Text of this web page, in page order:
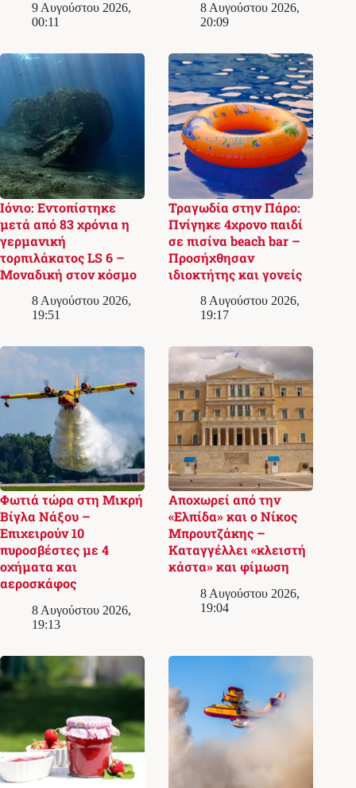
9 Αυγούστου 2026,
00:11
8 Αυγούστου 2026,
20:09
Ιόνιο: Εντοπίστηκε
μετά από 83 χρόνια η
γερμανική
τορπιλάκατος LS 6 –
Μοναδική στον κόσμο
8 Αυγούστου 2026,
19:51
Τραγωδία στην Πάρο:
Πνίγηκε 4χρονο παιδί
σε πισίνα beach bar –
Προσήχθησαν
ιδιοκτήτης και γονείς
8 Αυγούστου 2026,
19:17
Φωτιά τώρα στη Μικρή
Βίγλα Νάξου –
Επιχειρούν 10
πυροσβέστες με 4
οχήματα και
αεροσκάφος
8 Αυγούστου 2026,
19:13
Αποχωρεί από την
«Ελπίδα» και ο Νίκος
Μπρουτζάκης –
Καταγγέλλει «κλειστή
κάστα» και φίμωση
8 Αυγούστου 2026,
19:04